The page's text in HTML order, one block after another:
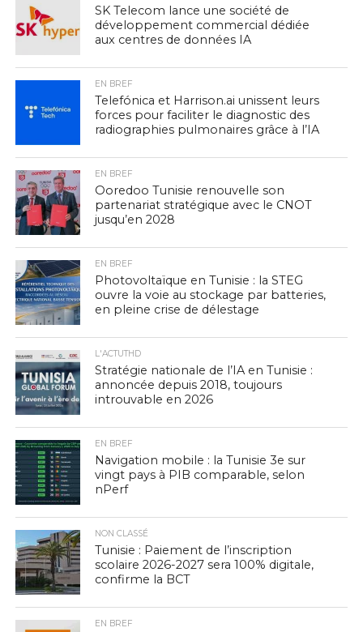
SK Telecom lance une société de
développement commercial dédiée
aux centres de données IA
EN BREF
Telefónica et Harrison.ai unissent leurs
forces pour faciliter le diagnostic des
radiographies pulmonaires grâce à l’IA
EN BREF
Ooredoo Tunisie renouvelle son
partenariat stratégique avec le CNOT
jusqu’en 2028
EN BREF
Photovoltaïque en Tunisie : la STEG
ouvre la voie au stockage par batteries,
en pleine crise de délestage
L'ACTUTHD
Stratégie nationale de l’IA en Tunisie :
annoncée depuis 2018, toujours
introuvable en 2026
EN BREF
Navigation mobile : la Tunisie 3e sur
vingt pays à PIB comparable, selon
nPerf
NON CLASSÉ
Tunisie : Paiement de l’inscription
scolaire 2026-2027 sera 100% digitale,
confirme la BCT
EN BREF